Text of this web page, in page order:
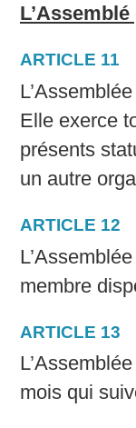
ARTICLE 11
Elle exerce
présents
un autre
ARTICLE 12
membre
ARTICLE 13
mois qui